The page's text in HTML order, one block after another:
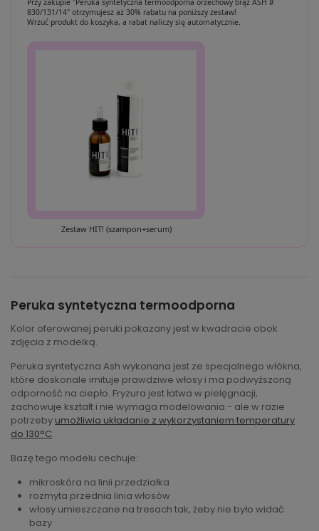
Przy zakupie "Peruka syntetyczna termoodporna orzechowy brąz ASH #
830/131/14" otrzymujesz aż 30% rabatu na poniższy zestaw!
Wrzuć produkt do koszyka, a rabat naliczy się automatycznie.
Zestaw HIT! (szampon+serum)
Peruka syntetyczna termoodporna
Kolor oferowanej peruki pokazany jest w kwadracie obok
zdjęcia z modelką.
Peruka syntetyczna Ash wykonana jest ze specjalnego włókna,
które doskonale imituje prawdziwe włosy i ma podwyższoną
odporność na ciepło. Fryzura jest łatwa w pielęgnacji,
zachowuje kształt i nie wymaga modelowania - ale w razie
potrzeby umożliwia układanie z wykorzystaniem temperatury
do 130°C.
Bazę tego modelu cechuje:
mikroskóra na linii przedziałka
rozmyta przednia linia włosów
włosy umieszczane na tresach tak, żeby nie było widać
bazy